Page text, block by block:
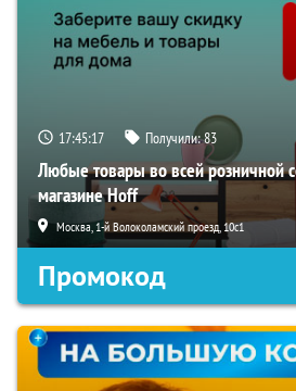
17:45:15 Получили:83
Любые товары во всей розничной
магазине Hoff
Москва, 1-й Волоколамский проезд, 10с1
Промокод